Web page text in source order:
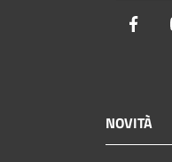
NOVITÀ